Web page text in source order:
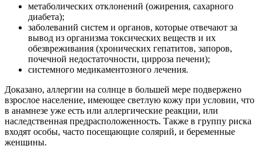
метаболических отклонений (ожирения, сахарного
диабета);
заболеваний систем и органов, которые отвечают за
вывод из организма токсических веществ и их
обезвреживания (хронических гепатитов, запоров,
почечной недостаточности, цирроза печени);
системного медикаментозного лечения.
Доказано, аллергии на солнце в большей мере подвержено
взрослое население, имеющее светлую кожу при условии, что
в анамнезе уже есть или аллергические реакции, или
наследственная предрасположенность. Также в группу риска
входят особы, часто посещающие солярий, и беременные
женщины.